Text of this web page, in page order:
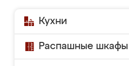
Кухни
Распашные шкафы